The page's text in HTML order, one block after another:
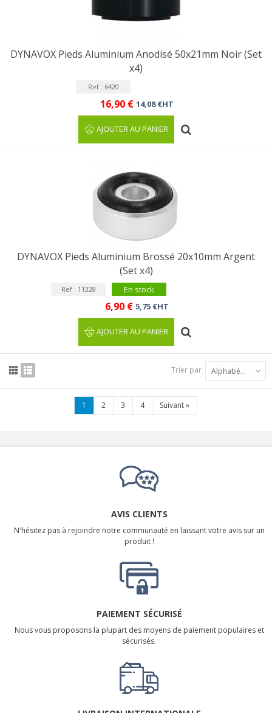
DYNAVOX Pieds Aluminium Anodisé 50x21mm Noir (Set
x4)
Ref : 6420
16,90 € 14,08 €HT
AJOUTER AU PANIER
DYNAVOX Pieds Aluminium Brossé 20x10mm Argent
(Set x4)
Ref : 11328 En stock
6,90 € 5,75 €HT
AJOUTER AU PANIER
Trier par Alphabétique : A à Z
1 2 3 4 Suivant»
AVIS CLIENTS
N'hésitez pas à rejoindre notre communauté en laissant votre avis sur un
produit !
PAIEMENT SÉCURISÉ
Nous vous proposons la plupart des moyens de paiement populaires et
sécurisés.